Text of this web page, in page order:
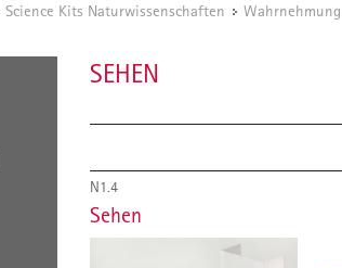
Science Kits Naturwissenschaften /
SEHEN
N1.4
Sehen